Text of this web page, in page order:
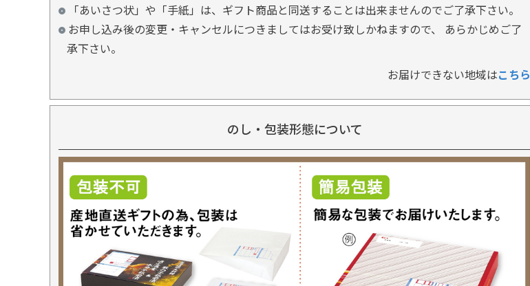
「あいさつ状」や「手紙」は、ギフト商品と同送することは出来ませんのでご了承下さい。
お申し込み後の変更・キャンセルにつきましてはお受け致しかねますので、 あらかじめご了
承下さい。
お届けできない地域はこちら
のし・包装形態について